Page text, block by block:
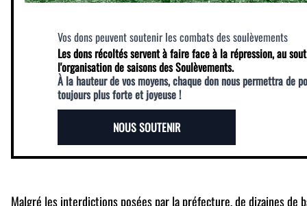
Vos dons peuvent soutenir les combats des soulèvements
Les dons récoltés servent à faire face à la répression, au
l'organisation de saisons des Soulèvements.
À la hauteur de vos moyens, chaque don nous permettra de
toujours plus forte et joyeuse !
NOUS SOUTENIR
Malgré les interdictions posées par la préfecture, de dizaines de